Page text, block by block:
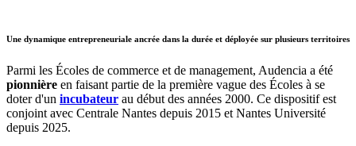
Une dynamique entrepreneuriale ancrée dans la durée et déployée sur plusieurs territoires
Parmi les Écoles de commerce et de management, Audencia a été
pionnière en faisant partie de la première vague des Écoles à se
doter d'un incubateur au début des années 2000. Ce dispositif est
conjoint avec Centrale Nantes depuis 2015 et Nantes Université
depuis 2025.